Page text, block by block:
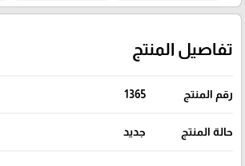
تفاصيل المنتج
رقم المنتج 1365
حالة المنتج جديد